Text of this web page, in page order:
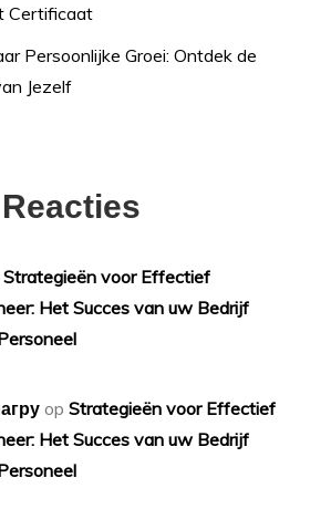
Certificaat
Persoonlijke Groei: Ontdek de
Jezelf
Strategieën voor Effectief
Het Succes van uw Bedrijf
opStrategieën voor Effectief
Het Succes van uw Bedrijf